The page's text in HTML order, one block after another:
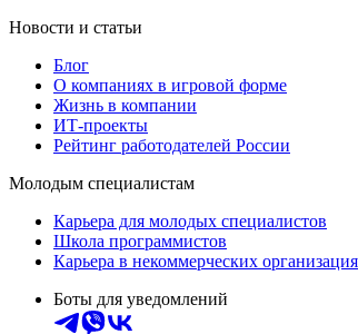
Новости и статьи
Блог
О компаниях в игровой форме
Жизнь в компании
ИТ-проекты
Рейтинг работодателей России
Молодым специалистам
Карьера для молодых специалистов
Школа программистов
Карьера в некоммерческих
Боты для уведомлений